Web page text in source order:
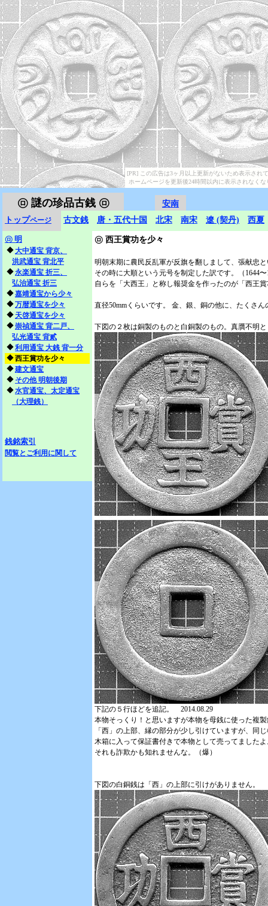
[PR] この広告は3ヶ月以上更新がないため表示され
ホームページを更新後24時間以内に表示されなくな
安南
トップページ
㋺謎の珍品古銭 ㋺
古文銭 唐・五代十国 北宋 南宋 遼 (契丹) 西夏
㋺ 西王賞功を少々
明朝末期に農民反乱軍が反旗を翻しまして、張献忠
その時に大順という元号を制定した訳です。（1644〜
自らを「大西王」と称し報奨金を作ったのが「西王
直径50mmくらいです。 金、銀、銅の他に、たくさ
下図の２枚は銅製のものと白銅製のもの。真贋不明
下記の５行ほどを追記。 2014.08.29
本物そっくり！と思いますが本物を母銭に使った複
「西」の上部、縁の部分が少し引けていますが、同
木箱に入って保証書付きで本物として売ってました
それも詐欺かも知れませんな。（爆）
下図の白銅銭は「西」の上部に引けがありません。
㋺ 明
◆大中通宝 背京、
洪武通宝 背北平
◆永楽通宝 折三、
弘治通宝 折三
◆嘉靖通宝から少々
◆万暦通宝を少々
◆ 天啓通宝を少々
◆崇禎通宝 背二戸、
弘光通宝 背貳
◆利用通宝 大銭 背一分
◆西王賞功を少々
◆建文通宝
◆ その他 明朝後期
◆水官通宝、太定通宝
（大理銭）
銭銘索引
閲覧とご利用に関して